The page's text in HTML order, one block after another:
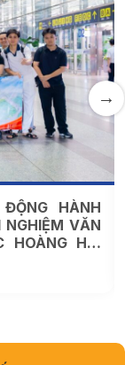
HÀNH
NGHIỆM VĂN
HOÀNG HẢI